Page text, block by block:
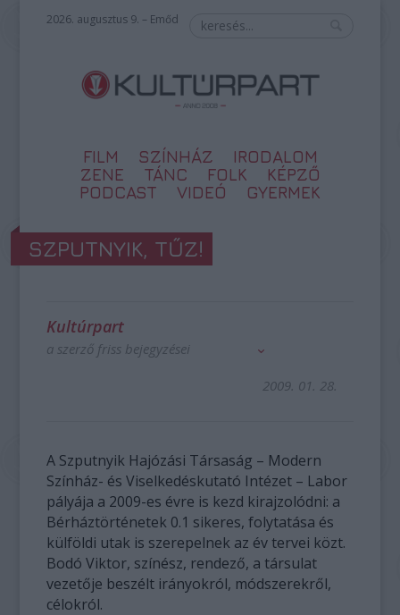
2026. augusztus 9. – Emőd
FILM SZÍNHÁZ
IRODALOM
ZENE
TÁNC FOLK
KÉPZŐ
PODCAST
VIDEÓ GYERMEK
SZPUTNYIK, TŰZ!
Kultúrpart
a szerző friss bejegyzései
2009. 01. 28.
A Szputnyik Hajózási Társaság – Modern
Színház- és Viselkedéskutató Intézet – Labor
pályája a 2009-es évre is kezd kirajzolódni: a
Bérháztörténetek 0.1 sikeres, folytatása és
külföldi utak is szerepelnek az év tervei közt.
Bodó Viktor, színész, rendező, a társulat
vezetője beszélt irányokról, módszerekről,
célokról.